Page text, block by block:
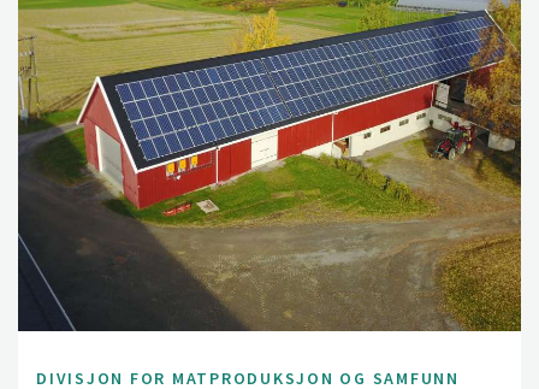
DIVISJON FOR MATPRODUKSJON OG SAMFUNN